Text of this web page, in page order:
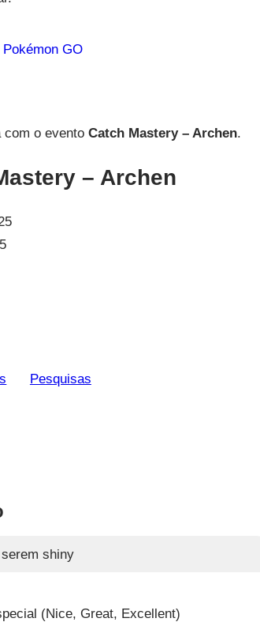
Pokémon GO
com o evento Catch Mastery – Archen.
– Archen
Pesquisas
serem shiny
(Nice, Great, Excellent)